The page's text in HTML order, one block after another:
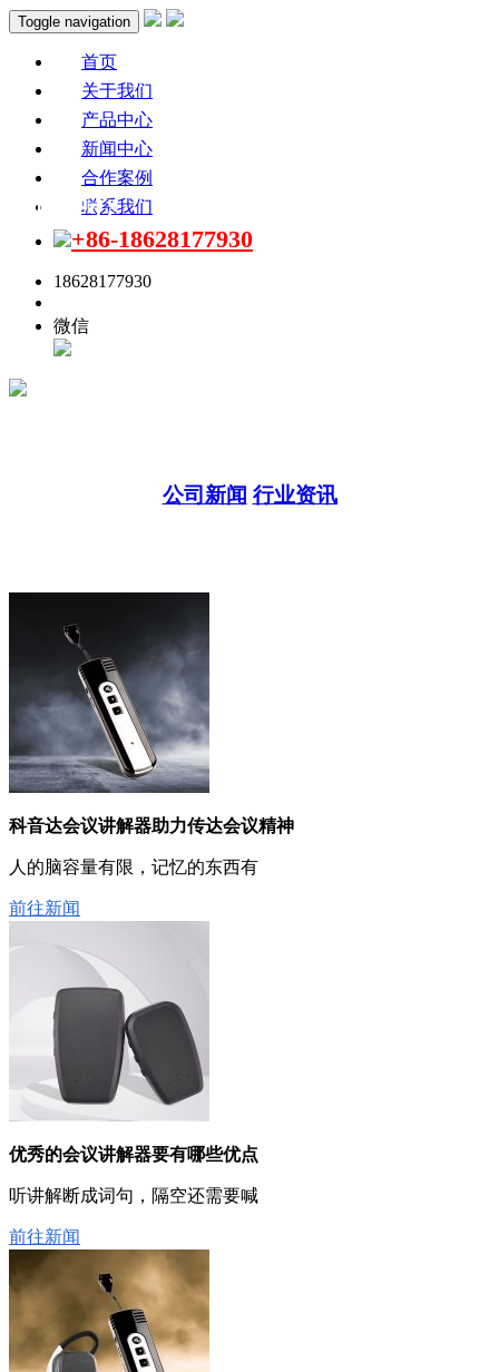
Toggle navigation
首页
关于我们
产品中心
新闻中心
合作案例
联系我们
+86-18628177930
18628177930
微信
新闻中心
公司新闻 行业资讯
科音达会议讲解器助力传达会议精神
人的脑容量有限，记忆的东西有
前往新闻
优秀的会议讲解器要有哪些优点
听讲解断成词句，隔空还需要喊
前往新闻